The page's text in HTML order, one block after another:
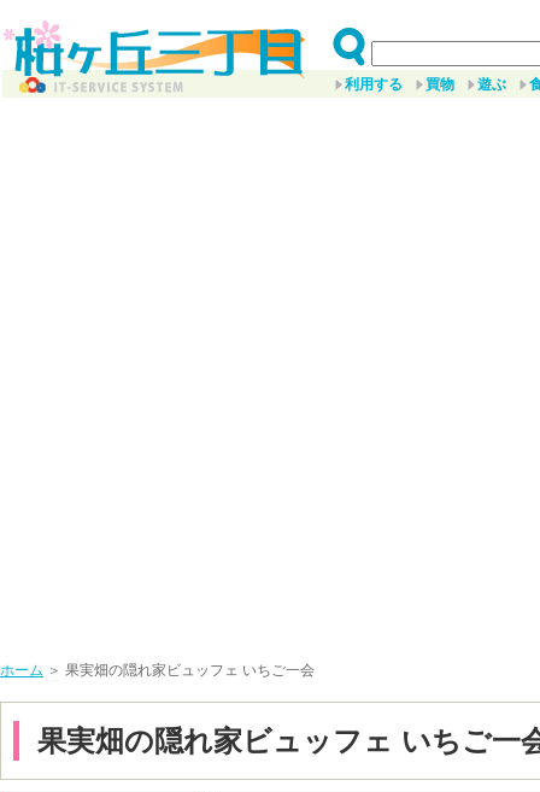
利用する 買物 遊ぶ
ホーム ＞ 果実畑の隠れ家ビュッフェ いちご一会
果実畑の隠れ家ビュッフェ いちご一